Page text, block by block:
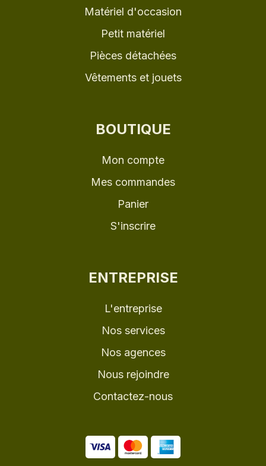
Matériel d'occasion
Petit matériel
Pièces détachées
Vêtements et jouets
BOUTIQUE
Mon compte
Mes commandes
Panier
S'inscrire
ENTREPRISE
L'entreprise
Nos services
Nos agences
Nous rejoindre
Contactez-nous